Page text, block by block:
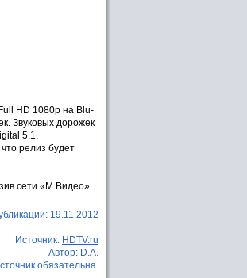
HD 1080p на Blu-
Звуковых дорожек
5.1.
релиз будет
сети «М.Видео».
19.11.2012
Источник: HDTV.ru
Автор: D.A.
обязательна.